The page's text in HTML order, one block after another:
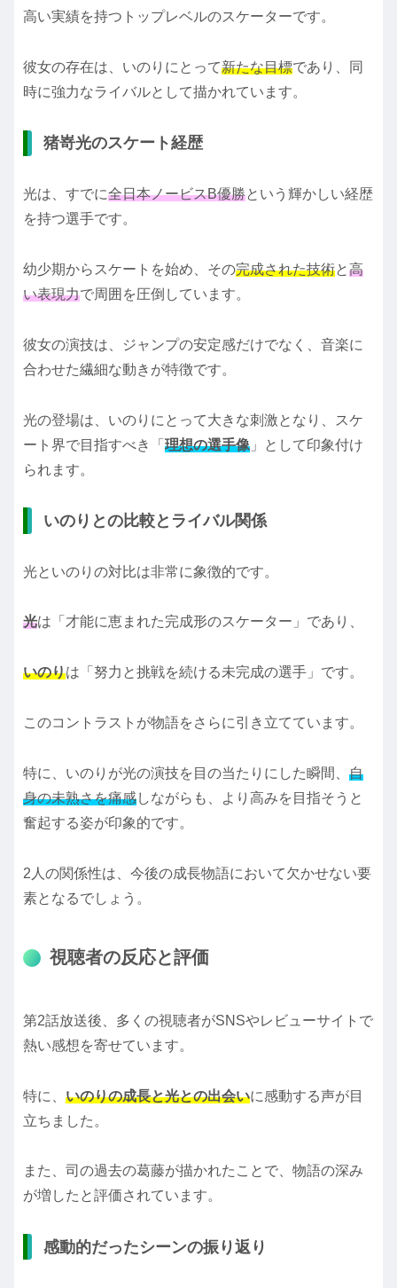
高い実績を持つトップレベルのスケーターです。
彼女の存在は、いのりにとって新たな目標であり、同
時に強力なライバルとして描かれています。
猪嵜光のスケート経歴
光は、すでに全日本ノービスB優勝という輝かしい経歴
を持つ選手です。
幼少期からスケートを始め、その完成された技術と高
い表現力で周囲を圧倒しています。
彼女の演技は、ジャンプの安定感だけでなく、音楽に
合わせた繊細な動きが特徴です。
光の登場は、いのりにとって大きな刺激となり、スケ
ート界で目指すべき「 理想の選手像 」として印象付け
られます。
いのりとの比較とライバル関係
光といのりの対比は非常に象徴的です。
光は「才能に恵まれた完成形のスケーター」であり、
いのりは「努力と挑戦を続ける未完成の選手」です。
このコントラストが物語をさらに引き立てています。
特に、いのりが光の演技を目の当たりにした瞬間、 自
身の未熟さを痛感しながらも、より高みを目指そうと
奮起する姿が印象的です。
2人の関係性は、今後の成長物語において欠かせない要
素となるでしょう。
視聴者の反応と評価
第2話放送後、多くの視聴者がSNSやレビューサイトで
熱い感想を寄せています。
特に、 いのりの成長と光との出会いに感動する声が目
立ちました。
また、司の過去の葛藤が描かれたことで、物語の深み
が増したと評価されています。
感動的だったシーンの振り返り